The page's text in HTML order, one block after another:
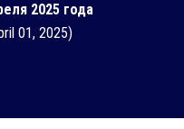
2025 года
01, 2025)